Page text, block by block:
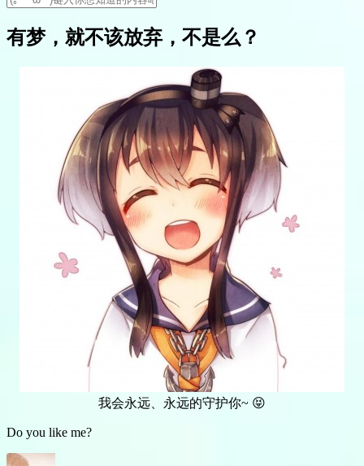
有梦，就不该放弃，不是么？
我会永远、永远的守护你~ 😝
Do you like me?